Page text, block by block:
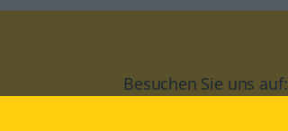
Besuchen Sie uns auf: